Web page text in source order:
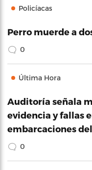
Policíacas
Perro muerde a
0
Última Hora
Auditoría señala
evidencia y fallas
embarcaciones
0